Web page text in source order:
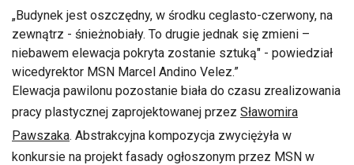
Budynek jest oszczędny, w środku ceglasto-czerwony, na
zewnątrz - śnieżnobiały. To drugie jednak się zmieni –
niebawem elewacja pokryta zostanie sztuką" - powiedział
wicedyrektor MSN Marcel Andino Velez.
Elewacja pawilonu pozostanie biała do czasu zrealizowania
pracy plastycznej zaprojektowanej przez Sławomira
Pawszaka. Abstrakcyjna kompozycja zwyciężyła w
konkursie na projekt fasady ogłoszonym przez MSN w